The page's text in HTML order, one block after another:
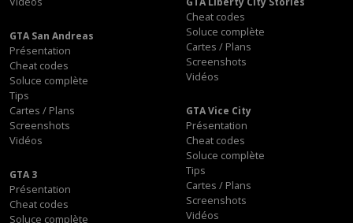
Cheat codes
Soluce complète
Cartes / Plans
Screenshots
Vidéos
GTA San Andreas
Présentation
Cheat codes
Soluce complète
Tips
Cartes / Plans
Screenshots
Vidéos
GTA Vice City
Présentation
Cheat codes
Soluce complète
Tips
Cartes / Plans
Screenshots
Vidéos
GTA 3
Présentation
Cheat codes
Soluce complète